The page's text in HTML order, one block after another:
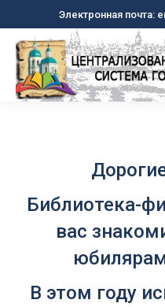
Электронная почта:
Библиотека-
вас
В этом году